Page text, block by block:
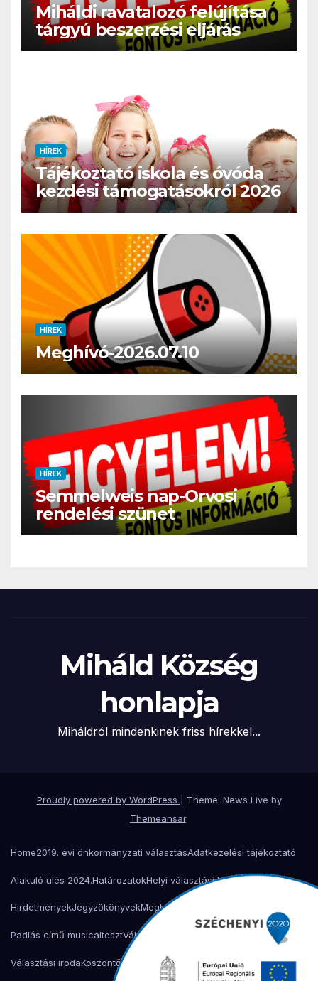
Miháldi ravatalozó felújítása
tárgyú beszerzési eljárás
HÍREK
Tájékoztató iskola és óvóda
kezdési támogatásokról 2026
HÍREK
Meghívó-2026.07.10
HÍREK
Semmelweis nap-Orvosi
rendelési szünet
Miháld Község
honlapja
Miháldról mindenkinek friss hírekkel...
Proudly powered by WordPress
Theme: News Live by
Themeansar.
Home2019. évi önkormányzati választásAdatkezelési tájékoztató
Alakuló ülés 2024.HatározatokHelyi választási bizottság
HirdetményekJegyzőkönyvekMeghívók
Padlás című musicaltesztVálasztási bizottság Választási iroda
Választási irodaKöszöntőTelepüléstörténet ÖnkormányzatHelyi adó